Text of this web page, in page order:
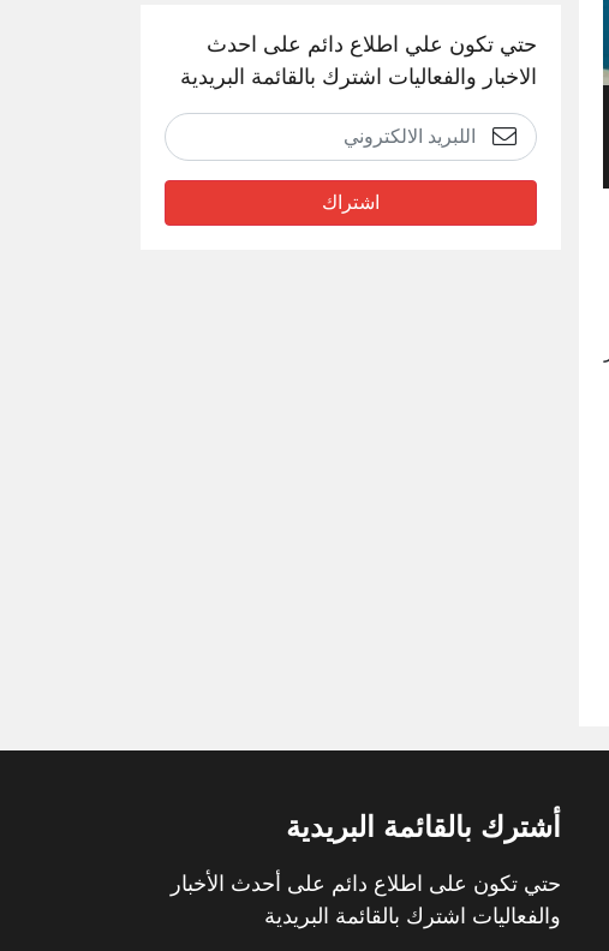
حتي تكون علي اطلاع دائم على احدث
الاخبار والفعاليات اشترك بالقائمة البريدية
اشتراك
أشترك بالقائمة البريدية
حتي تكون على اطلاع دائم على أحدث الأخبار
والفعاليات اشترك بالقائمة البريدية